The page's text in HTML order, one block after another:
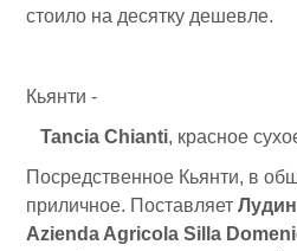
стоило на десятку дешевле.
Кьянти -
Tancia Chianti, красное
Посредственное Кьянти, в
приличное. Поставляет
Azienda Agricola Silla